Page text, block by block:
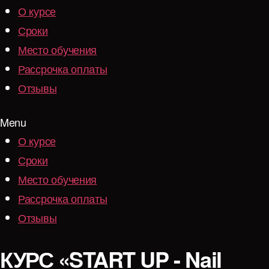
О курсе
Сроки
Место обучения
Рассрочка оплаты
Отзывы
Menu
О курсе
Сроки
Место обучения
Рассрочка оплаты
Отзывы
КУРС «START UP - Nail